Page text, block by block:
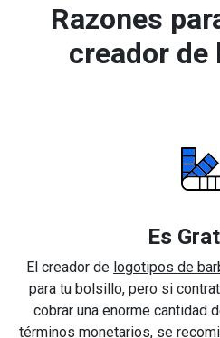
Razones
creador de
Es
El creador de logotipos de
para tu bolsillo, pero si
cobrar una enorme cantidad
términos monetarios, se